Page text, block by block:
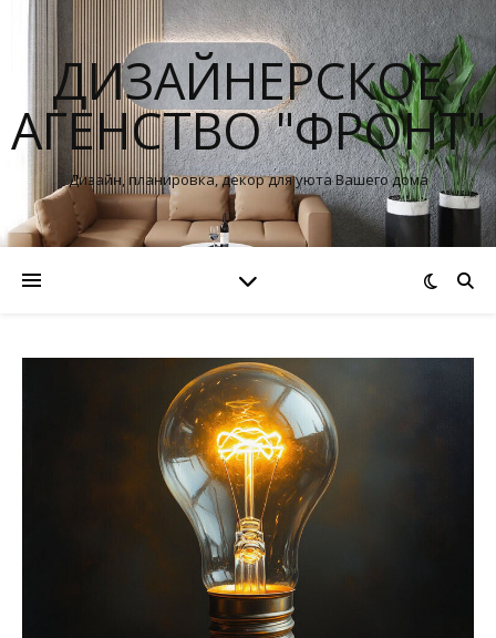
ДИЗАЙНЕРСКОЕ
АГЕНСТВО "ФРОНТ"
Дизайн, планировка, декор для уюта Вашего дома